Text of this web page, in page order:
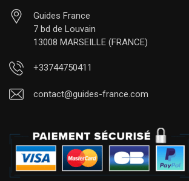
Guides France
7 bd de Louvain
13008 MARSEILLE (FRANCE)
+33744750411
contact@guides-france.com